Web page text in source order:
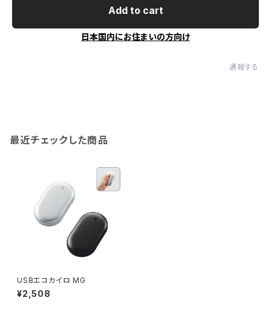
Add to cart
日本国内にお住まいの方向け
通報する
最近チェックした商品
USBエコカイロ MG
¥2,508